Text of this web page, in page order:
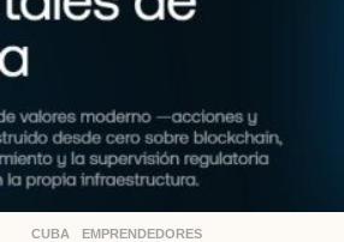
CUBA ,EMPRENDEDORES